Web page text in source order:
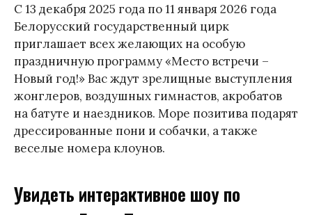
С 13 декабря 2025 года по 11 января 2026 года
Белорусский государственный цирк
приглашает всех желающих на особую
праздничную программу «Место встречи –
Новый год!» Вас ждут зрелищные выступления
жонглеров, воздушных гимнастов, акробатов
на батуте и наездников. Море позитива подарят
дрессированные пони и собачки, а также
веселые номера клоунов.
Увидеть интерактивное шоу по